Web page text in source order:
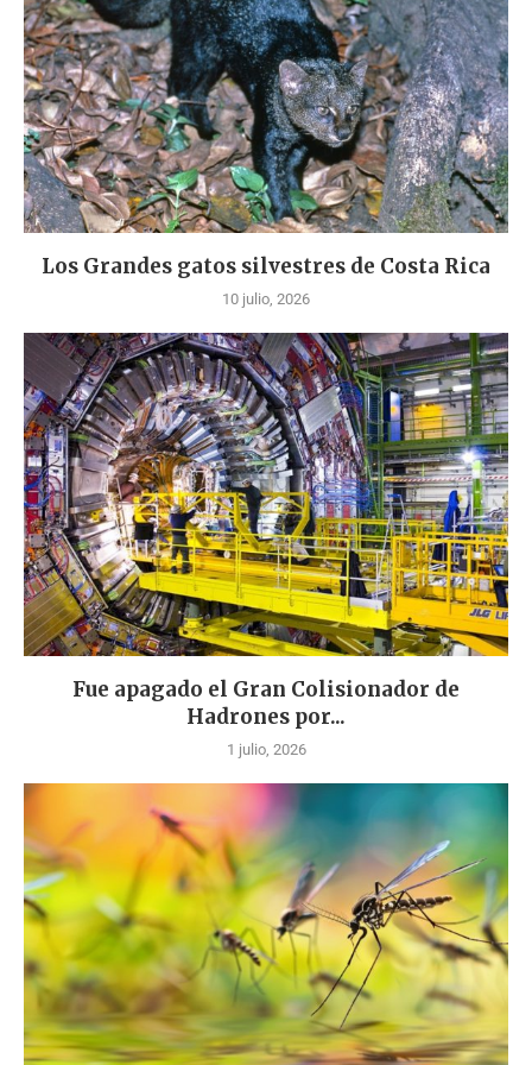
Los Grandes gatos silvestres de Costa Rica
10 julio, 2026
Fue apagado el Gran Colisionador de
Hadrones por...
1 julio, 2026